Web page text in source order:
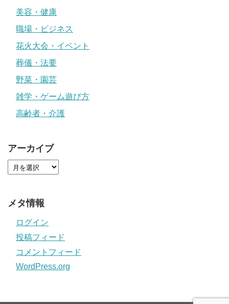
美容・健康
職場・ビジネス
花火大会・イベント
葬儀・法要
野菜・園芸
雑学・ゲーム遊び方
高齢者・介護
アーカイブ
メタ情報
ログイン
投稿フィード
コメントフィード
WordPress.org